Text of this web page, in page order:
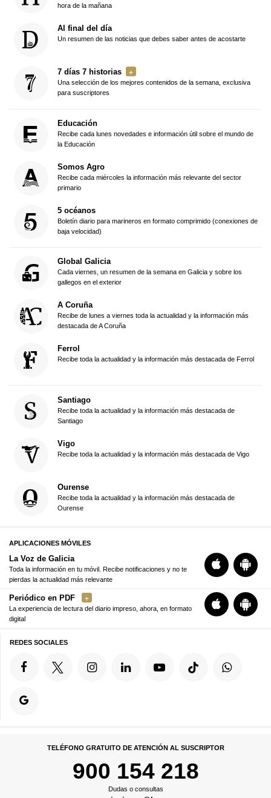
hora de la mañana
Al final del día
Un resumen de las noticias que debes saber antes de acostarte
7 días 7 historias
Una selección de los mejores contenidos de la semana, exclusiva
para suscriptores
Educación
Recibe cada lunes novedades e información útil sobre el mundo de
la Educación
Somos Agro
Recibe cada miércoles la información más relevante del sector
primario
5 océanos
Boletín diario para marineros en formato comprimido (conexiones de
baja velocidad)
Global Galicia
Cada viernes, un resumen de la semana en Galicia y sobre los
gallegos en el exterior
A Coruña
Recibe de lunes a viernes toda la actualidad y la información más
destacada de A Coruña
Ferrol
Recibe toda la actualidad y la información más destacada de Ferrol
Santiago
Recibe toda la actualidad y la información más destacada de
Santiago
Vigo
Recibe toda la actualidad y la información más destacada de Vigo
Ourense
Recibe toda la actualidad y la información más destacada de
Ourense
APLICACIONES MÓVILES
La Voz de Galicia
Toda la información en tu móvil. Recibe notificaciones y no te
pierdas la actualidad más relevante
Periódico en PDF
La experiencia de lectura del diario impreso, ahora, en formato
digital
REDES SOCIALES
TELÉFONO GRATUITO DE ATENCIÓN AL SUSCRIPTOR
900 154 218
Dudas o consultas